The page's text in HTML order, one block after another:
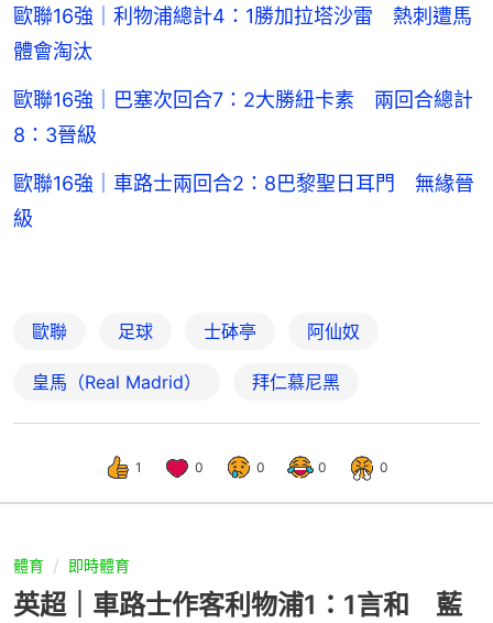
歐聯16強｜利物浦總計4：1勝加拉塔沙雷 熱刺遭馬
體會淘汰
歐聯16強｜巴塞次回合7：2大勝紐卡素 兩回合總計
8：3晉級
歐聯16強｜車路士兩回合2：8巴黎聖日耳門 無緣晉
級
歐聯 足球 士砵亭 阿仙奴
皇馬（Real Madrid） 拜仁慕尼黑
1 0 0 0 0
體育 即時體育
英超｜車路士作客利物浦1：1言和 藍